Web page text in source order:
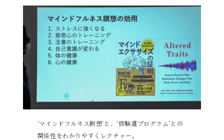
‘マインドフルネス瞑想’と、‘修験道プログラム’との
関係性をわかりやすくレクチャー。